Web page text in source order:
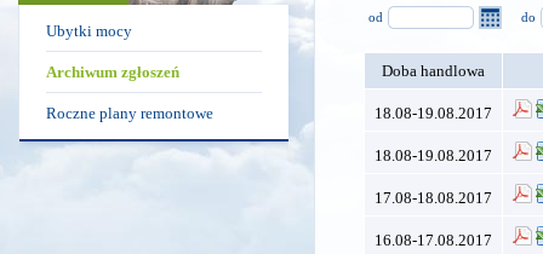
Ubytki mocy
Archiwum zgłoszeń
Roczne plany remontowe
od do
Doba handlowa
18.08-19.08.2017
18.08-19.08.2017
17.08-18.08.2017
16.08-17.08.2017